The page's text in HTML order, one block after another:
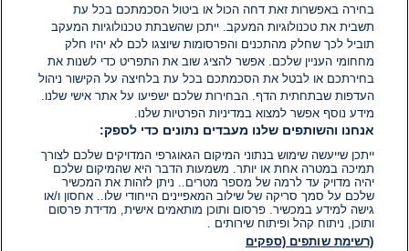
הוסף תגובה
בחירה באפשרות זאת דחה הכול או ביטול הסכמתכם בכל עת
תשבית את טכנולוגיות המעקב. ייתכן שהשבתת טכנולוגיות המעקב
תוביל לכך שחלק מהתכנים והפרסומות שיוצגו לכם לא יהיו חלק
מחחומי העניין שלכם. אפשר להציג שוב את התפריט כדי לשנות את
בחירתכם או לבטל את הסכמתכם בכל עת בלחיצה על הקישור ניהול
העדפות שבתחתית הדף. הבחירות שלכם ישפיעו על אתר אישי שלנו.
מידע נוסף אפשר למצוא במדיניות הפרטיות שלנו.
אנחנו והשותפים שלנו מעבדים נתונים כדי לספק:
ייתכן שייעשה שימוש בנתוני המיקום הגאוגרפי המדויקים שלכם לצורך
תמיכה במטרה אחת או יותר. משמעות הדבר היא שהמיקום שלכם
יהיה מדויק עד לרמה של מספר מטרים.. ניתן לזהות את המכשיר
שלכם על סמך סריקה של שילוב המאפיינים הייחודי שלו.. אחסון ו/או
גישה למידע במכשיר. פרסום ותוכן מותאמים אישית, מדידת פרסום
ותוכן, ניתוח קהל ופיתוח שירותים .
(רשימת שותפים (ספקים